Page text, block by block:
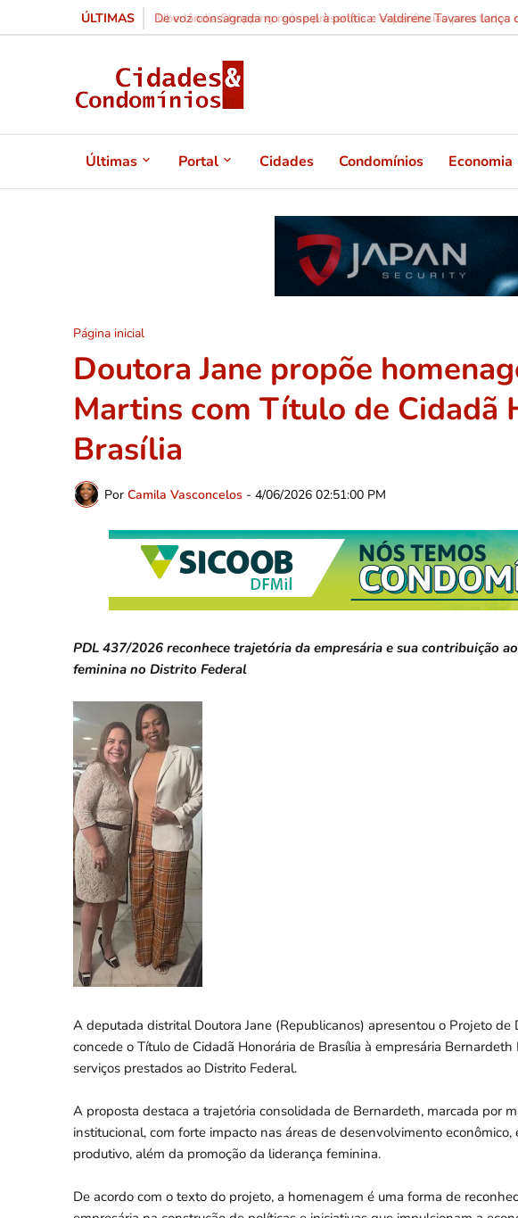
ÚLTIMAS Uberlândia Shopping reúne presentes e experiências para todos
Últimas Portal Cidades Condomínios Economia
Página inicial
Doutora Jane propõe
Martins com Título de Cidadã
Brasília
Por Camila Vasconcelos - 4/06/2026 02:51:00 PM
PDL 437/2026 reconhece trajetória da empresária e sua contribuição
feminina no Distrito Federal
A deputada distrital Doutora Jane (Republicanos) apresentou o Projeto
concede o Título de Cidadã Honorária de Brasília à empresária
serviços prestados ao Distrito Federal.
A proposta destaca a trajetória consolidada de Bernardeth, marcada por
institucional, com forte impacto nas áreas de desenvolvimento
produtivo, além da promoção da liderança feminina.
De acordo com o texto do projeto, a homenagem é uma forma de